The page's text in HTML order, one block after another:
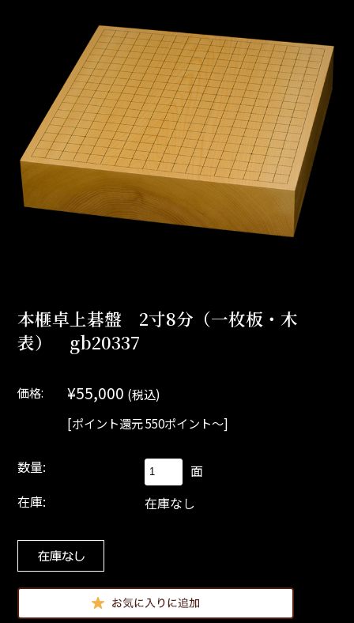
本榧卓上碁盤 2寸8分（一枚板・木
表） gb20337
価格: ¥55,000 (税込)
[ポイント還元 550ポイント～]
数量:
面
在庫:
在庫なし